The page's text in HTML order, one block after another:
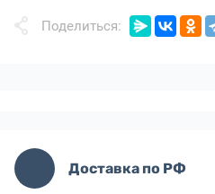
Поделиться:
Доставка по РФ